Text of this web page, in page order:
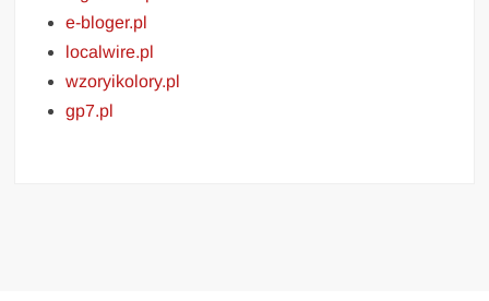
e-bloger.pl
localwire.pl
wzoryikolory.pl
gp7.pl